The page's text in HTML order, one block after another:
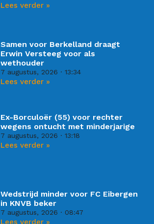
Lees verder »
Samen voor Berkelland draagt
Erwin Versteeg voor als
wethouder
7 augustus, 2026 13:34
Lees verder »
Ex-Borculoër (55) voor rechter
wegens ontucht met minderjarige
7 augustus, 2026 13:18
Lees verder »
Wedstrijd minder voor FC Eibergen
in KNVB beker
7 augustus, 2026 08:47
Lees verder »